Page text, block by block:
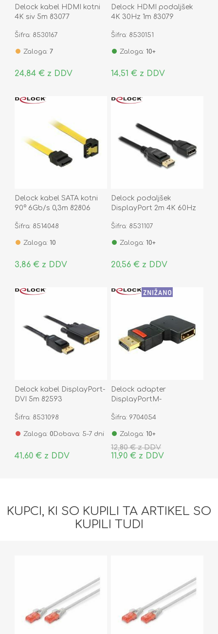
Delock kabel HDMI kotni
4K siv 5m 83077
Šifra: 8530167
Zaloga: 7
24,84 € z DDV
Delock HDMI podaljšek
4K 30Hz 1m 83079
Šifra: 8530151
Zaloga: 10+
14,51 € z DDV
Delock kabel SATA kotni
90° 6Gb/s 0,3m 82806
Šifra: 8514048
Zaloga: 10
3,86 € z DDV
Delock podaljšek
DisplayPort 2m 4K 60Hz
Šifra: 8531107
Zaloga: 10+
20,56 € z DDV
Delock kabel DisplayPort-
DVI 5m 82593
Šifra: 8531098
Zaloga: 0 Dobava: 5-7 dni
41,60 € z DDV
Delock adapter
DisplayPortM-
65377
Šifra: 9704054
Zaloga: 10+
12,80 € z DDV
11,90 € z DDV
KUPCI, KI SO KUPILI TA ARTIKEL SO
KUPILI TUDI